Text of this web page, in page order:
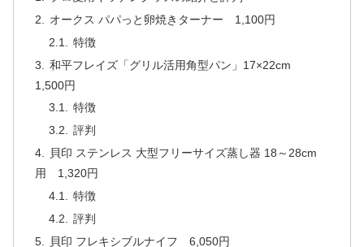
オークス パパっと卵焼きターナー 1,100円
特徴
和平フレイズ「グリル活用角型パン」17×22cm
1,500円
特徴
評判
貝印 ステンレス 大型フリーサイズ蒸し器 18～28cm
用 1,320円
特徴
評判
貝印 フレキシブルナイフ 6,050円